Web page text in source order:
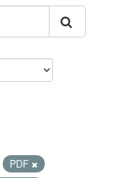
PDF